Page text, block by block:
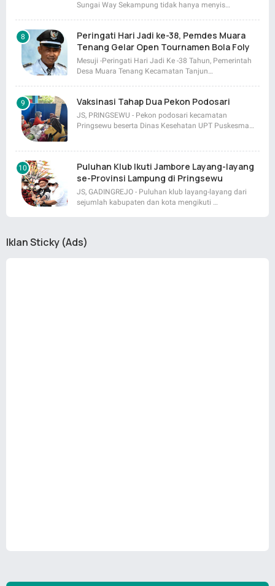
Sungai Way Sekampung tidak hanya menyis…
Peringati Hari Jadi ke-38, Pemdes Muara
Tenang Gelar Open Tournamen Bola Foly
Mesuji -Peringati Hari Jadi Ke -38 Tahun, Pemerintah
Desa Muara Tenang Kecamatan Tanjun…
Vaksinasi Tahap Dua Pekon Podosari
JS, PRINGSEWU - Pekon podosari kecamatan
Pringsewu beserta Dinas Kesehatan UPT Puskesma…
Puluhan Klub Ikuti Jambore Layang-layang
se-Provinsi Lampung di Pringsewu
JS, GADINGREJO - Puluhan klub layang-layang dari
sejumlah kabupaten dan kota mengikuti …
Iklan Sticky (Ads)